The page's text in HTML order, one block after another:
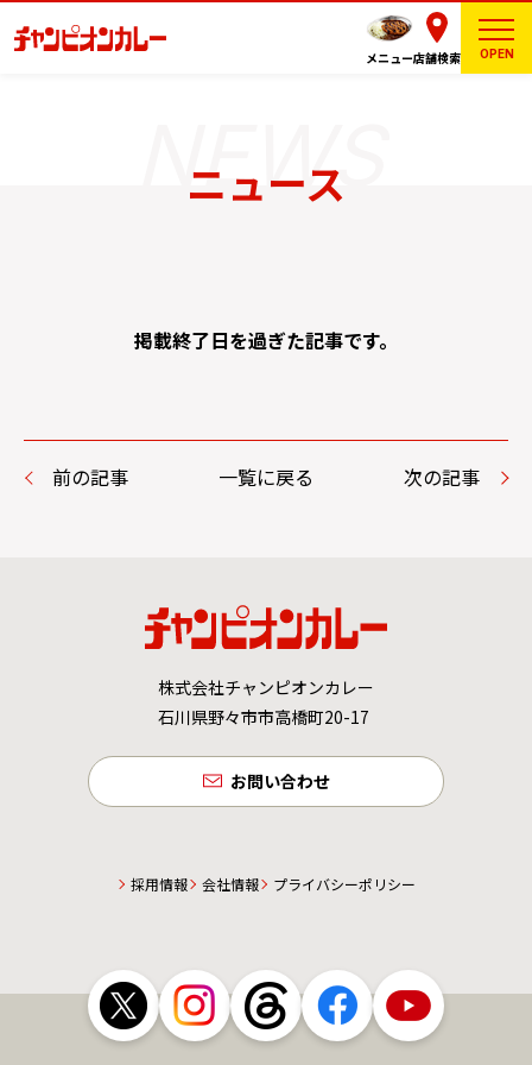
メニュー店舗検索 OPEN
ニュース
掲載終了日を過ぎた記事です。
前の記事 一覧に戻る 次の記事
株式会社チャンピオンカレー
石川県野々市市高橋町20-17
お問い合わせ
採用情報 会社情報 プライバシーポリシー